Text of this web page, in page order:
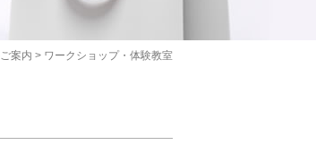
案内 > ワークショップ・体験教室